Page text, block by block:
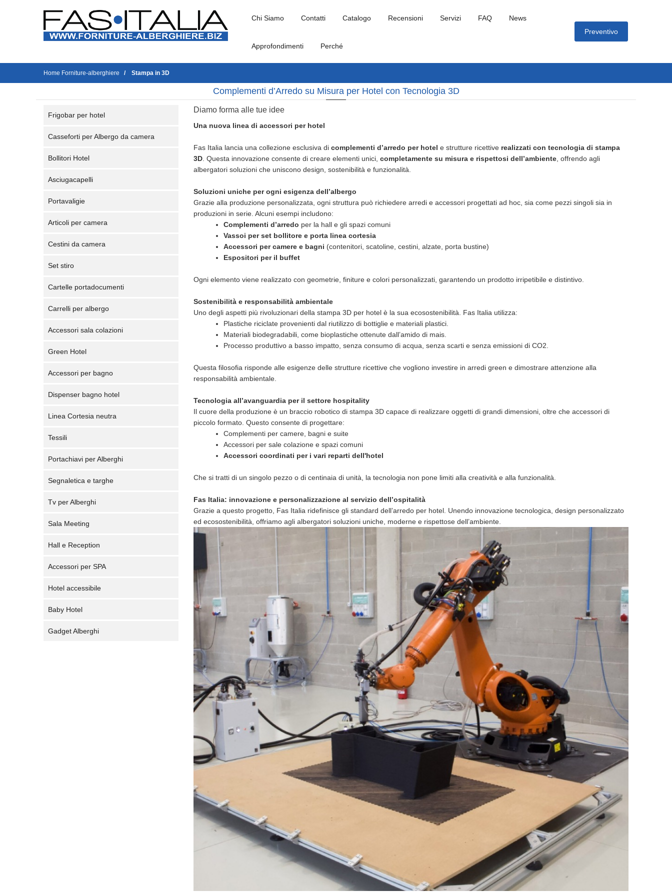
Chi Siamo Contatti Catalogo Recensioni Servizi FAQ News
Approfondimenti Perché
Preventivo
Home Forniture-alberghiere Stampa in 3D
Complementi d’Arredo su Misura per Hotel con Tecnologia 3D
Frigobar per hotel
Casseforti per Albergo da camera
Bollitori Hotel
Asciugacapelli
Portavaligie
Articoli per camera
Cestini da camera
Set stiro
Cartelle portadocumenti
Carrelli per albergo
Accessori sala colazioni
Green Hotel
Accessori per bagno
Dispenser bagno hotel
Linea Cortesia neutra
Tessili
Portachiavi per Alberghi
Segnaletica e targhe
Tv per Alberghi
Sala Meeting
Hall e Reception
Accessori per SPA
Hotel accessibile
Baby Hotel
Gadget Alberghi
Diamo forma alle tue idee
Una nuova linea di accessori per hotel
Fas Italia lancia una collezione esclusiva di complementi d’arredo per hotel e strutture ricettive realizzati con tecnologia di stampa
3D . Questa innovazione consente di creare elementi unici, completamente su misura e rispettosi dell’ambiente , offrendo agli
albergatori soluzioni che uniscono design, sostenibilità e funzionalità.
Soluzioni uniche per ogni esigenza dell’albergo
Grazie alla produzione personalizzata, ogni struttura può richiedere arredi e accessori progettati ad hoc, sia come pezzi singoli sia in
produzioni in serie. Alcuni esempi includono:
Complementi d’arredo per la hall e gli spazi comuni
Vassoi per set bollitore e porta linea cortesia
Accessori per camere e bagni (contenitori, scatoline, cestini, alzate, porta bustine)
Espositori per il buffet
Ogni elemento viene realizzato con geometrie, finiture e colori personalizzati, garantendo un prodotto irripetibile e distintivo.
Sostenibilità e responsabilità ambientale
Uno degli aspetti più rivoluzionari della stampa 3D per hotel è la sua ecosostenibilità. Fas Italia utilizza:
Plastiche riciclate provenienti dal riutilizzo di bottiglie e materiali plastici.
Materiali biodegradabili, come bioplastiche ottenute dall’amido di mais.
Processo produttivo a basso impatto, senza consumo di acqua, senza scarti e senza emissioni di CO2.
Questa filosofia risponde alle esigenze delle strutture ricettive che vogliono investire in arredi green e dimostrare attenzione alla
responsabilità ambientale.
Tecnologia all’avanguardia per il settore hospitality
Il cuore della produzione è un braccio robotico di stampa 3D capace di realizzare oggetti di grandi dimensioni, oltre che accessori di
piccolo formato. Questo consente di progettare:
Complementi per camere, bagni e suite
Accessori per sale colazione e spazi comuni
Accessori coordinati per i vari reparti dell'hotel
Che si tratti di un singolo pezzo o di centinaia di unità, la tecnologia non pone limiti alla creatività e alla funzionalità.
Fas Italia: innovazione e personalizzazione al servizio dell’ospitalità
Grazie a questo progetto, Fas Italia ridefinisce gli standard dell’arredo per hotel. Unendo innovazione tecnologica, design personalizzato
ed ecosostenibilità, offriamo agli albergatori soluzioni uniche, moderne e rispettose dell’ambiente.